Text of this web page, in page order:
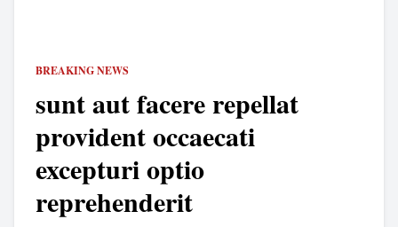
BREAKING NEWS
sunt aut facere repellat
provident occaecati
excepturi optio
reprehenderit